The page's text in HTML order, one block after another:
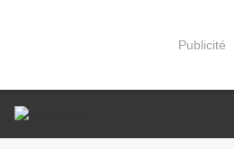
Publicité